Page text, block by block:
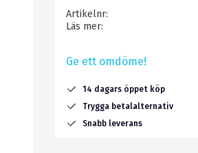
Artikelnr
Läs mer
Ge ett omdöme!
14 dagars öppet köp
Trygga betalalternativ
Snabb leverans